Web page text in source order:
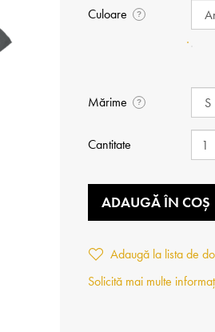
Culoare ?
Mărime ?
Cantitate
ADAUGĂ ÎN COȘ
Adaugă la lista de
Solicită mai multe